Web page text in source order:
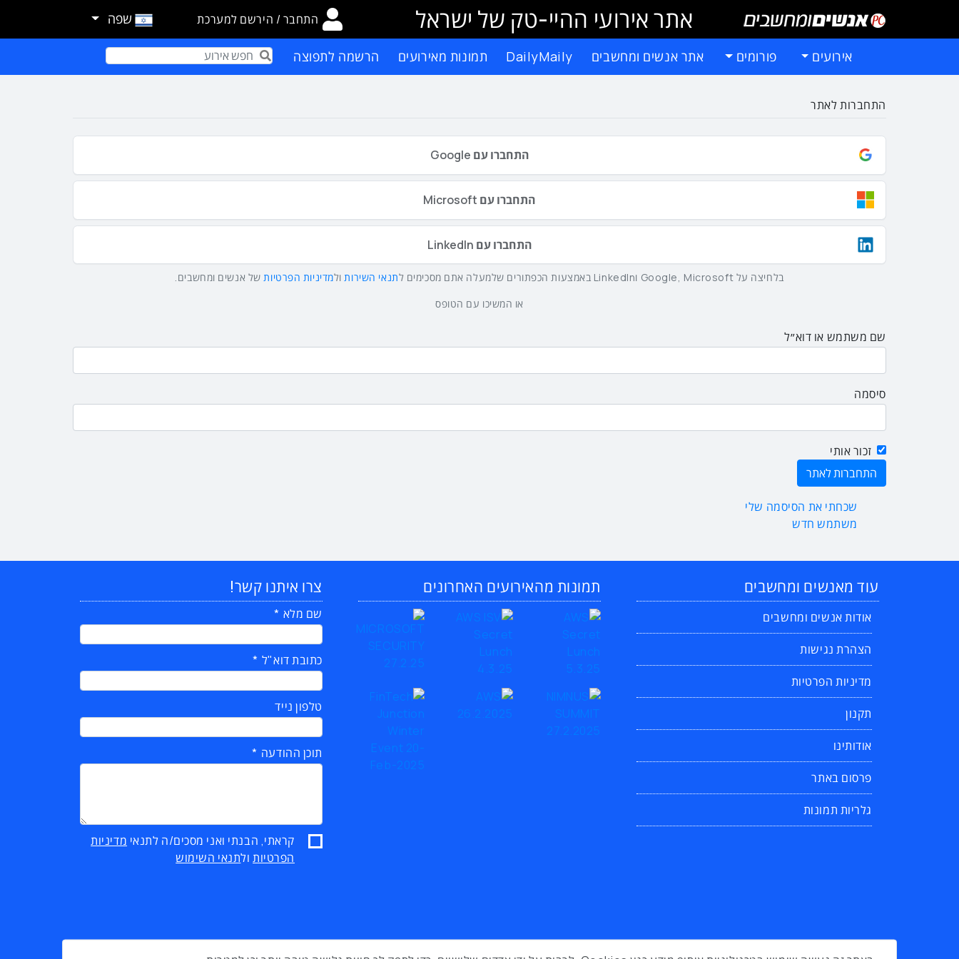
אתר אירועי ההיי-טק של ישראל התחבר / הירשם למערכת שפה
אירועים פורומים אתר אנשים ומחשבים DailyMaily תמונות מאירועים הרשמה לתפוצה Term
התחברות לאתר
התחברו עם Google
התחברו עם Microsoft
התחברו עם LinkedIn
בלחיצה על Google, Microsoft וLinkedIn באמצעות הכפתורים שלמעלה אתם מסכימים ל תנאי השירותולמדיניות הפרטיותשל אנשים ומחשבים.
או המשיכו עם הטופס
שם משתמש או דוא״ל
סיסמה
זכור אותי
שכחתי את הסיסמה שלי
משתמש חדש
עוד מאנשים ומחשבים
אודות אנשים ומחשבים
הצהרת נגישות
מדיניות הפרטיות
תקנון
אודותינו
פרסום באתר
גלריות תמונות
תמונות מהאירועים האחרונים צרו איתנו קשר!
שם מלא
כתובת דוא"ל
טלפון נייד
תוכן ההודעה
קראתי, הבנתי ואני מסכים/ה לתנאי מדיניות
הפרטיותולתנאי השימוש